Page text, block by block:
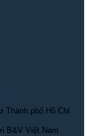
Thành phố Hồ Chí
B&V Việt Nam